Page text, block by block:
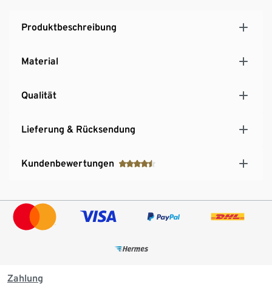
Produktbeschreibung
Material
Qualität
Lieferung & Rücksendung
Kundenbewertungen
Zahlung